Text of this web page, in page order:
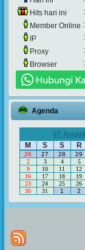
Hits hari ini
Member Online
IP
Proxy
Browser
Agenda
07
M
S S R
26 27 28 29
2
3 4 5
9
10 11 12
16
17 18 19
23
24 25 26
30
31 1 2